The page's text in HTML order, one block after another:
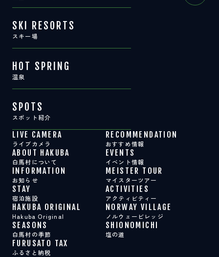
SKI RESORTS
スキー場
HOT SPRING
温泉
SPOTS
スポット紹介
LIVE CAMERA
ライブカメラ
RECOMMENDATION
おすすめ情報
ABOUT HAKUBA
白馬村について
EVENTS
イベント情報
INFORMATION
お知らせ
MEISTER TOUR
マイスターツアー
STAY
宿泊施設
ACTIVITIES
アクティビティー
HAKUBA ORIGINAL
Hakuba Original
NORWAY VILLAGE
ノルウェービレッジ
SEASONS
白馬村の季節
SHIONOMICHI
塩の道
FURUSATO TAX
ふるさと納税